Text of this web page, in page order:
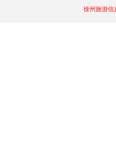
徐州旅游